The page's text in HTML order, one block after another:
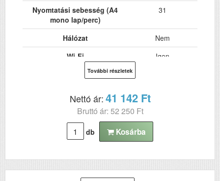
Nyomtatási sebesség (A4
mono lap/perc)
31
Hálózat
Nem
Wi-Fi
Igen
nyomtatás
ADF (automatikus
lapolvasó)
kétoldalas lapolvasás)
RAM (MB)
További részletek
Nettó ár:41 142 Ft
Bruttó ár: 52 250 Ft
db Kosárba